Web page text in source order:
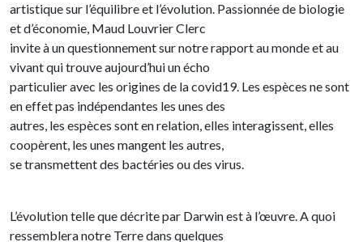
artistique sur l’équilibre et l’évolution. Passionnée de biologie
et d’économie, Maud Louvrier Clerc
invite à un questionnement sur notre rapport au monde et au
vivant qui trouve aujourd’hui un écho
particulier avec les origines de la covid19. Les espèces ne sont
en effet pas indépendantes les unes des
autres, les espèces sont en relation, elles interagissent, elles
coopèrent, les unes mangent les autres,
se transmettent des bactéries ou des virus.
L’évolution telle que décrite par Darwin est à l’œuvre. A quoi
ressemblera notre Terre dans quelques